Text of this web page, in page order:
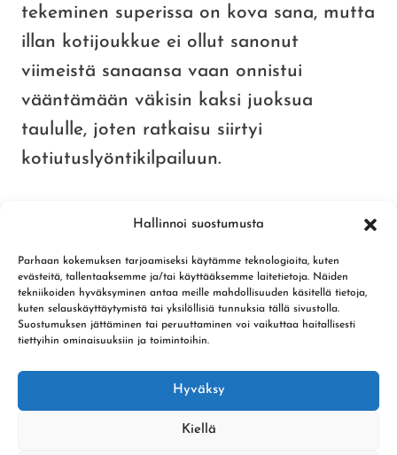
Hallinnoi suostumusta
Parhaan kokemuksen tarjoamiseksi käytämme teknologioita, kuten
evästeitä, tallentaaksemme ja/tai käyttääksemme laitetietoja. Näiden
tekniikoiden hyväksyminen antaa meille mahdollisuuden käsitellä tietoja,
kuten selauskäyttäytymistä tai yksilöllisiä tunnuksia tällä sivustolla.
Suostumuksen jättäminen tai peruuttaminen voi vaikuttaa haitallisesti
tiettyihin ominaisuuksiin ja toimintoihin.
Hyväksy
Kiellä
tekeminen superissa on kova sana, mutta
illan kotijoukkue ei ollut sanonut
viimeistä sanaansa vaan onnistui
vääntämään väkisin kaksi juoksua
taululle, joten ratkaisu siirtyi
kotiutuslyöntikilpailuun.
Kotiutuslyöntikisassa Kilpa-Veljet
takkusivat pahasti ja kelinkin johdosta
erittäin tippuvan näköisetkin lyönnit
kantoivat kuitenkin kopeiksi. Ainoa
Jari Kujanpäänkotipesän turviin.
LaVelta ensimmäinen ja kolmas pari